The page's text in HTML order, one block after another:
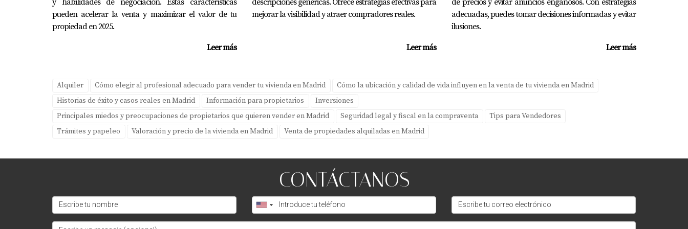
¡No esperes más! Vende tu propiedad sin estrés ni complicaciones.
Descarga nuestra Guía gratuita para propietarios en Madrid y aprende cómo comunicarte y negociar efectivamente.
Contacta hoy mismo a Amparo Lillo para obtener asesoramiento personalizado sobre tu situación.
PREGUNTAS FRECUENTES
¿Debo avisar a mis inquilinos antes de poner mi vivienda en venta?
Sí, es recomendable avisarles con anticipación para mantener una relación cordial y evitar malentendidos.
¿Qué opciones puedo ofrecer a mis inquilinos?
¿Cómo puedo manejar las preocupaciones de mis inquilinos?
Escucha atentamente sus inquietudes y busca soluciones que beneficien a ambas partes.
¿Es legal vender una propiedad alquilada sin avisar al inquilino?
Depende del tipo de contrato y las cláusulas añadidas. Aunque en ocasiones es legal, no es ético ni recomendable hacerlo sin previo aviso; esto puede
pueden acelerar la venta y maximizar el valor de tu
propiedad en 2025.
Leer más
mejorar la visibilidad y atraer compradores reales.
Leer más
adecuadas, puedes tomar decisiones informadas y evitar
ilusiones.
Leer más
Alquiler Cómo elegir al profesional adecuado para vender tu vivienda en Madrid
Cómo la ubicación y calidad de vida influyen en la venta de tu vivienda en Madrid
Historias de éxito y casos reales en Madrid
Información para propietarios
Inversiones
Principales miedos y preocupaciones de propietarios que quieren vender en Madrid
Seguridad legal y fiscal en la compraventa
Tips para Vendedores
Trámites y papeleo
Valoración y precio de la vivienda en Madrid Venta de propiedades alquiladas en Madrid
CONTÁCTANOS